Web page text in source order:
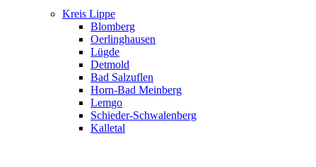
Kreis Lippe
Blomberg
Oerlinghausen
Lügde
Detmold
Bad Salzuflen
Horn-Bad Meinberg
Lemgo
Schieder-Schwalenberg
Kalletal